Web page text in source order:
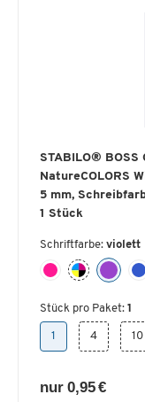
STABILO® BOSS
NatureCOLORS
5 mm,
1 Stück
Schriftfarbe: violett
Stück pro Paket: 1
1 4 10
nur 0,95 €